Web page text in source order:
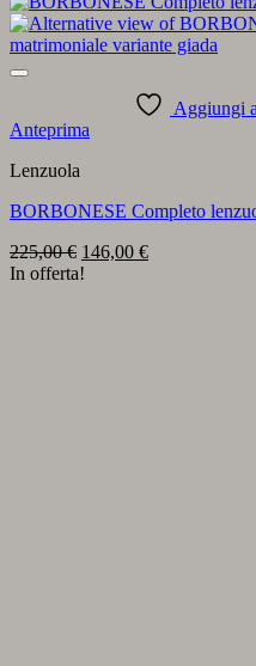
Aggiungi
Anteprima
Lenzuola
BORBONESE Completo
225,00€ Il
prezzo
146,00 €Il
In offerta!